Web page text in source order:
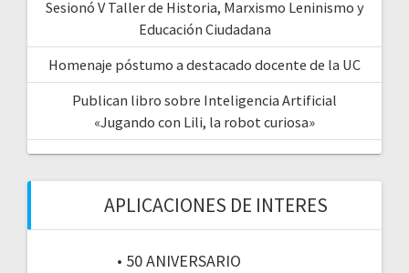
Sesionó V Taller de Historia, Marxismo Leninismo y
Educación Ciudadana
Homenaje póstumo a destacado docente de la UC
Publican libro sobre Inteligencia Artificial
«Jugando con Lili, la robot curiosa»
APLICACIONES DE INTERES
• 50 ANIVERSARIO